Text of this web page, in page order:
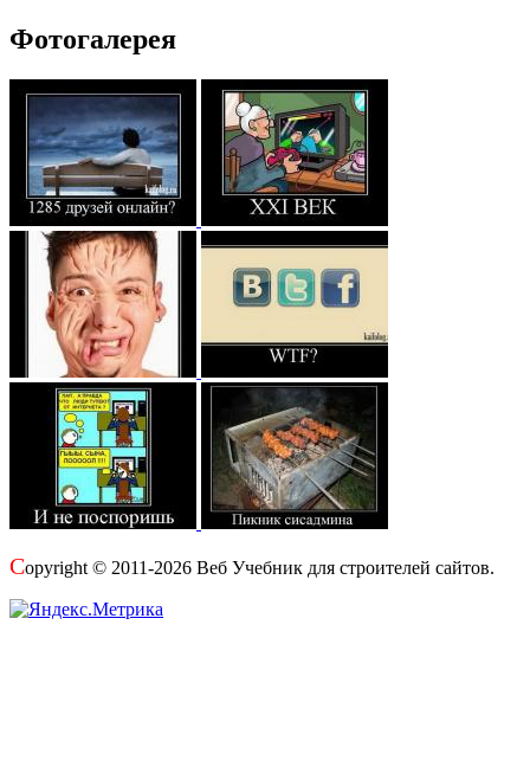
Фотогалерея
Copyright © 2011-2026 Веб Учебник для строителей сайтов.